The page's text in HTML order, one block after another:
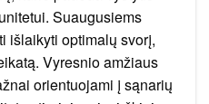
Suaugusiems
išlaikyti optimalų svorį,
Vyresnio amžiaus
orientuojami į sąnarių